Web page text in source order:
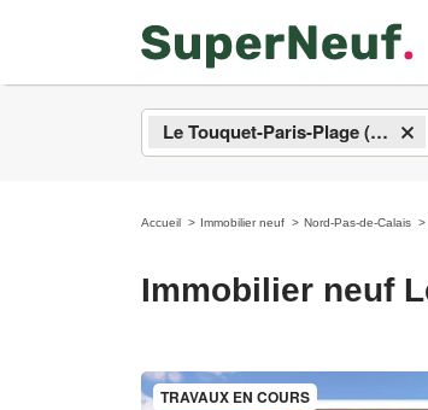
×
Le Touquet-Paris-Plage (62520)
Accueil Immobilier neuf Nord-Pas-de-Calais
Immobilier neuf
TRAVAUX EN COURS